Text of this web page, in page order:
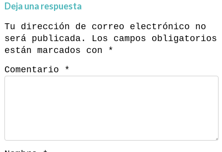
Deja una respuesta
Tu dirección de correo electrónico no
será publicada.
Los campos obligatorios
están marcados con
*
Comentario
*